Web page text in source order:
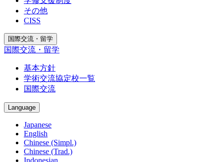
その他
CISS
国際交流・留学
国際交流・留学
基本方針
学術交流協定校一覧
国際交流
Language
Japanese
English
Chinese (Simpl.)
Chinese (Trad.)
Indonesian